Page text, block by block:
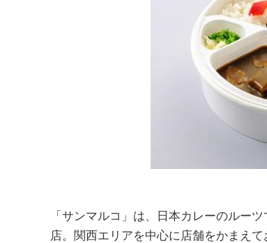
「サンマルコ」は、日本カレーのルー
店。関西エリアを中心に店舗をかまえ